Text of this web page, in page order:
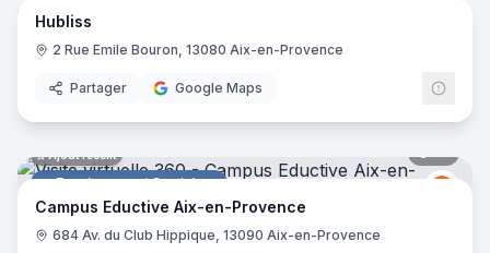
Profession libérale
Hubliss
2 Rue Emile Bouron, 13080 Aix-en-Provence
Partager Google Maps
Enseignement Supérieur
Ajout récent
Campus Eductive Aix-en-Provence
684 Av. du Club Hippique, 13090 Aix-en-Provence